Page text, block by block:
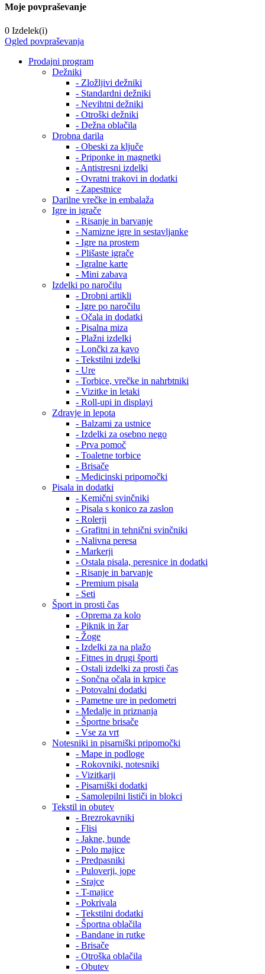
Moje povpraševanje
0 Izdelek(i)
Ogled povpraševanja
Prodajni program
Dežniki
- Zložljivi dežniki
- Standardni dežniki
- Nevihtni dežniki
- Otroški dežniki
- Dežna oblačila
Drobna darila
- Obeski za ključe
- Priponke in magnetki
- Antistresni izdelki
- Ovratni trakovi in dodatki
- Zapestnice
Darilne vrečke in embalaža
Igre in igrače
- Risanje in barvanje
- Namizne igre in sestavljanke
- Igre na prostem
- Plišaste igrače
- Igralne karte
- Mini zabava
Izdelki po naročilu
- Drobni artikli
- Igre po naročilu
- Očala in dodatki
- Pisalna miza
- Plažni izdelki
- Lončki za kavo
- Tekstilni izdelki
- Ure
- Torbice, vrečke in nahrbtniki
- Vizitke in letaki
- Roll-upi in displayi
Zdravje in lepota
- Balzami za ustnice
- Izdelki za osebno nego
- Prva pomoč
- Toaletne torbice
- Brisače
- Medicinski pripomočki
Pisala in dodatki
- Kemični svinčniki
- Pisala s konico za zaslon
- Rolerji
- Grafitni in tehnični svinčniki
- Nalivna peresa
- Markerji
- Ostala pisala, peresnice in dodatki
- Risanje in barvanje
- Premium pisala
- Seti
Šport in prosti čas
- Oprema za kolo
- Piknik in žar
- Žoge
- Izdelki za na plažo
- Fitnes in drugi športi
- Ostali izdelki za prosti čas
- Sončna očala in krpice
- Potovalni dodatki
- Pametne ure in pedometri
- Medalje in priznanja
- Športne brisače
- Vse za vrt
Notesniki in pisarniški pripomočki
- Mape in podloge
- Rokovniki, notesniki
- Vizitkarji
- Pisarniški dodatki
- Samolepilni lističi in blokci
Tekstil in obutev
- Brezrokavniki
- Flisi
- Jakne, bunde
- Polo majice
- Predpasniki
- Puloverji, jope
- Srajce
- T-majice
- Pokrivala
- Tekstilni dodatki
- Športna oblačila
- Bandane in rutke
- Brisače
- Otroška oblačila
- Obutev